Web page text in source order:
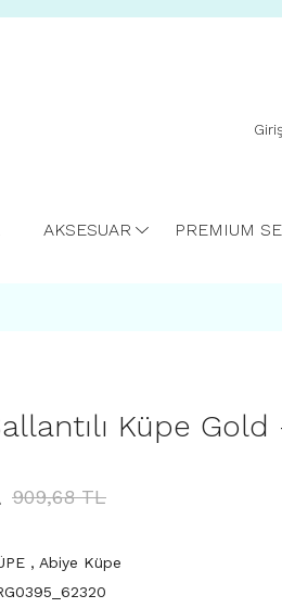
AKSESUAR PREMIUM
Küpe Gold
909,68 TL
, Abiye Küpe